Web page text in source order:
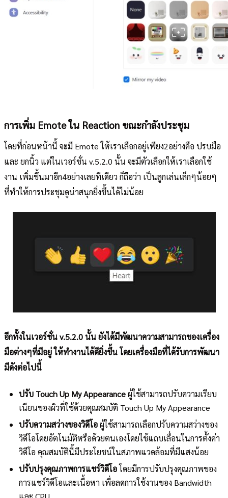
การเพิ่ม Emote ใน Reaction ขณะกำลังประชุม
โดยที่ก่อนหน้านี้ จะมี Emote ให้เราเลือกอยู่เพียง2อย่างคือ ปรบมือ
และ ยกนิ้ว แต่ในเวอร์ชั่น v.5.2.0 นั้น จะมีตัวเลือกให้เราเลือกใช้
งาน เพิ่มขึ้นมาอีก4อย่างเลยทีเดียว ก็ถือว่า เป็นลูกเล่นเล็กๆน้อยๆ
ที่ทำให้การประชุมดูน่าสนุกยิ่งขึ้นได้ไม่น้อย
อีกทั้งในเวอร์ชั่น v.5.2.0 นั้น ยังได้มีพัฒนาความสามารถของเครื่อง
มือต่างๆที่มีอยู่ ให้ทำงานได้ดียิ่งขึ้น โดยเครื่องมือที่ได้รับการพัฒนา
มีดังต่อไปนี้
ปรับ Touch Up My Appearanceผู้ใช้สามารถปรับความเรียบ
เนียนของผิวที่ใช้ด้วยคุณสมบัติ Touch Up My Appearance
ปรับความสว่างของวิดีโอผู้ใช้สามารถเลือกปรับความสว่างของ
วิดีโอโดยอัตโนมัติหรือด้วยตนเองโดยใช้แถบเลื่อนในการตั้งค่า
วิดีโอ คุณสมบัตินี้มีประโยชน์ในสภาพแวดล้อมที่มีแสงน้อย
ปรับปรุงคุณภาพการแชร์วิดีโอโดยมีการปรับปรุงคุณภาพของ
การแชร์วิดีโอและเนื้อหา เพื่อลดการใช้งานของ Bandwidth